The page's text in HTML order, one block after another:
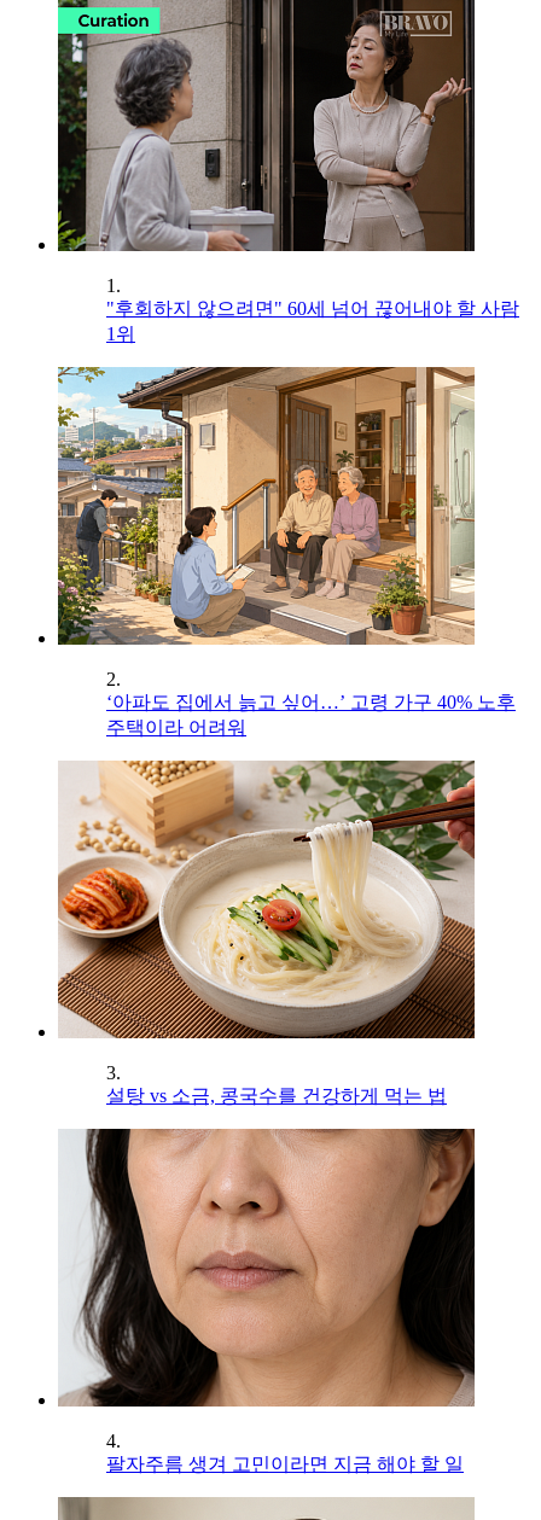
1.
"후회하지 않으려면" 60세 넘어 끊어내야 할 사람
1위
2.
‘아파도 집에서 늙고 싶어…’ 고령 가구 40% 노후
주택이라 어려워
3.
설탕 vs 소금, 콩국수를 건강하게 먹는 법
4.
팔자주름 생겨 고민이라면 지금 해야 할 일